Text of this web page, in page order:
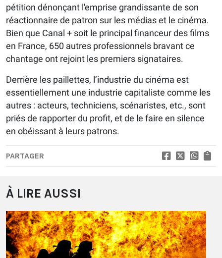
pétition dénonçant l'emprise grandissante de son
réactionnaire de patron sur les médias et le cinéma.
Bien que Canal + soit le principal financeur des films
en France, 650 autres professionnels bravant ce
chantage ont rejoint les premiers signataires.
Derrière les paillettes, l’industrie du cinéma est
essentiellement une industrie capitaliste comme les
autres : acteurs, techniciens, scénaristes, etc., sont
priés de rapporter du profit, et de le faire en silence
en obéissant à leurs patrons.
PARTAGER
À LIRE AUSSI